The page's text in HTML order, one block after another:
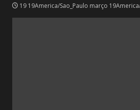
19 19America/Sao_Paulo março